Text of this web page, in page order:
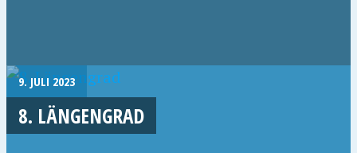
9. JULI 2023
8. LÄNGENGRAD